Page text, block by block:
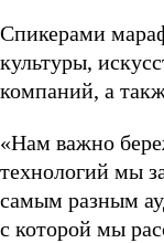
Спикерами
культуры,
компаний, а
«Нам важно
технологий мы
самым разным
с которой мы